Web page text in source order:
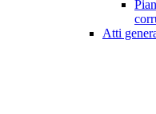
Atti